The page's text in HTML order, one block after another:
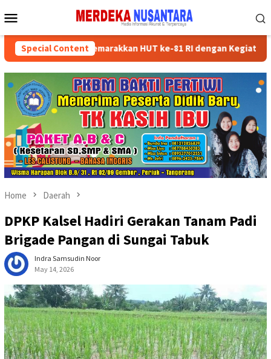
to
Menu
Special Content
Partai Semarakkan HUT ke-81 RI dengan Kegiatan Sosial
Home Daerah
DPKP Kalsel Hadiri Gerakan Tanam Padi
Brigade Pangan di Sungai Tabuk
Indra Samsudin Noor
May 14, 2026